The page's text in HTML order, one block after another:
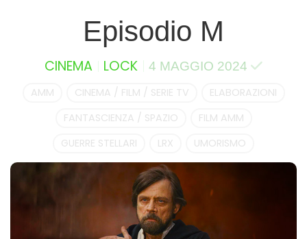
Episodio M
CINEMA LOCK 4 MAGGIO 2024
AMM CINEMA / FILM / SERIE TV
ELABORAZIONI
FANTASCIENZA / SPAZIO
FILM AMM
GUERRE STELLARI
LRX UMORISMO